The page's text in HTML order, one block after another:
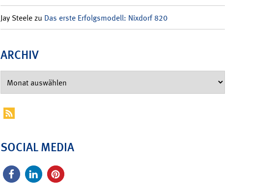
Jay Steelezu Das erste Erfolgsmodell: Nixdorf 820
ARCHIV
SOCIAL MEDIA